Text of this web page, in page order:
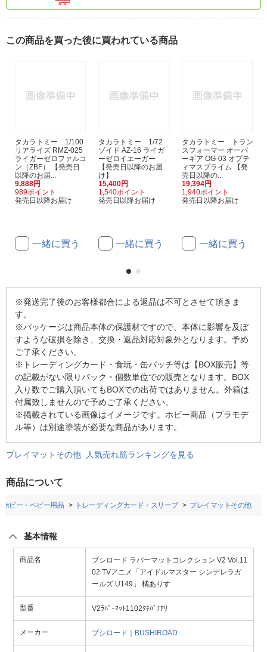
この商品を買った後に買われている商品
タカラトミー 1/100
リアライズ RMZ-025
ライガーゼロファルコ
ン（ZBF） 【発売日
以降のお届...
9,888円
989ポイント
発売日以降お届け
一緒に買う
タカラトミー 1/72
ゾイド AZ-16 ライガ
ーゼロイエーガー
【発売日以降のお届
け】
15,400円
1,540ポイント
発売日以降お届け
一緒に買う
タカラトミー トラン
スフォーマー オーバ
ーギア OG-03 オプテ
ィマスプライム 【発
売日以降の...
19,394円
1,940ポイント
発売日以降お届け
一緒に買う
※発送完了後のお客様都合による返品は不可とさせて頂きま
す。
※パッケージは商品本体の保護材ですので、本体に影響を及ぼ
すような破損を除き、交換・返品対応対象外となります。予め
ご了承ください。
※トレーディングカード・食玩・缶バッチ等は【BOX販売】等
の記載がない限りパック・個数単位での販売となります。BOX
入り数でご購入頂いてもBOXでの出荷ではありません。外箱は
付属致しませんので予めご了承ください。
※掲載されている画像はイメージです。ホビー商品（プラモデ
ル等）は別途塗装が必要な商品があります。
プレイマットその他 人気売れ筋ランキングを見る
商品について
ホビー・ベビー用品 トレーディングカード・スリーブ プレイマットその他
基本情報
商品名
ブシロード ラバーマットコレクション V2 Vol.11
02 TVアニメ「アイドルマスター シンデレラガ
ールズ U149」 橘ありす
型番 V2ﾗﾊﾞｰﾏｯﾄ1102ﾀﾁﾊﾞﾅｱﾘ
メーカー ブシロード｜BUSHIROAD